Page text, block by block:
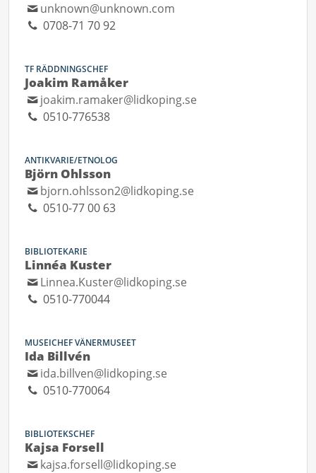
unknown@unknown.com
0708-71 70 92
TF RÄDDNINGSCHEF
Joakim Ramåker
joakim.ramaker@lidkoping.se
0510-776538
ANTIKVARIE/ETNOLOG
Björn Ohlsson
bjorn.ohlsson2@lidkoping.se
0510-77 00 63
BIBLIOTEKARIE
Linnéa Kuster
Linnea.Kuster@lidkoping.se
0510-770044
MUSEICHEF VÄNERMUSEET
Ida Billvén
ida.billven@lidkoping.se
0510-770064
BIBLIOTEKSCHEF
Kajsa Forsell
kajsa.forsell@lidkoping.se